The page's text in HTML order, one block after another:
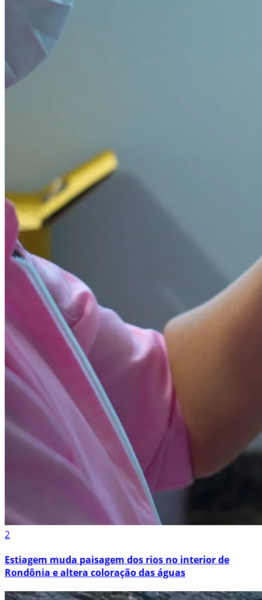
2
Estiagem muda paisagem dos rios no interior de
Rondônia e altera coloração das águas